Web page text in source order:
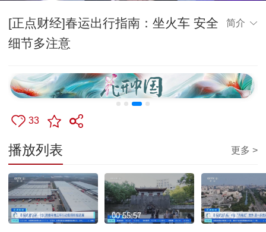
[正点财经]春运出行指南：坐火车 安全
细节多注意
简介
33
播放列表 更多 >
00:27:40 00:55:57 00:27:41